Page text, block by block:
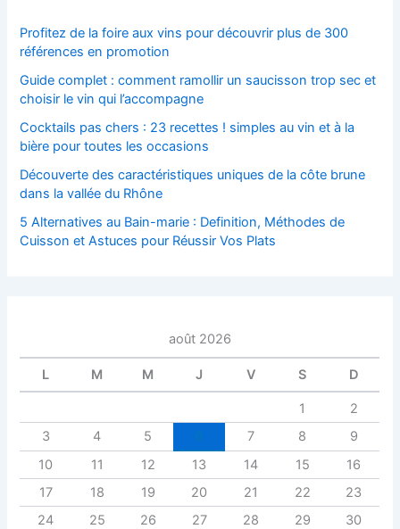
Profitez de la foire aux vins pour découvrir plus de 300
références en promotion
Guide complet : comment ramollir un saucisson trop sec et
choisir le vin qui l’accompagne
Cocktails pas chers : 23 recettes ! simples au vin et à la
bière pour toutes les occasions
Découverte des caractéristiques uniques de la côte brune
dans la vallée du Rhône
5 Alternatives au Bain-marie : Definition, Méthodes de
Cuisson et Astuces pour Réussir Vos Plats
août 2026
L M M J V S D
1
2
3
4 5 7 8
9
10
11 12 13 14 15
16
17
18 19 20 21 22
23
24
25 26 27 28 29
30